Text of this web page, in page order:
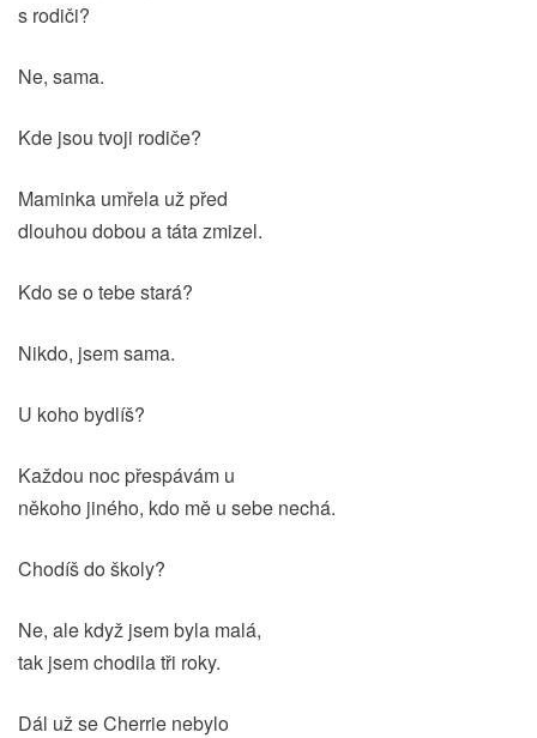
s rodiči?
Ne, sama.
Kde jsou tvoji rodiče?
Maminka umřela už před
dlouhou dobou a táta zmizel.
Kdo se o tebe stará?
Nikdo, jsem sama.
U koho bydlíš?
Každou noc přespávám u
někoho jiného, kdo mě u sebe nechá.
Chodíš do školy?
Ne, ale když jsem byla malá,
tak jsem chodila tři roky.
Dál už se Cherrie nebylo